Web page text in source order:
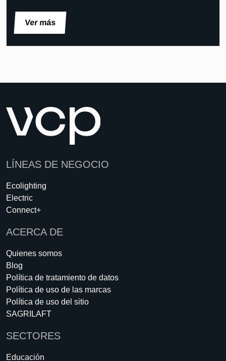
Ver más
LÍNEAS DE NEGOCIO
Ecolighting
Electric
Connect+
ACERCA DE
Quienes somos
Blog
Política de tratamiento de datos
Política de uso de las marcas
Política de uso del sitio
SAGRILAFT
SECTORES
Educación